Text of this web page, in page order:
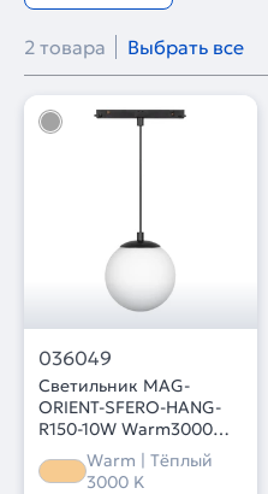
2 товара Выбрать все
036049
Светильник MAG-
ORIENT-SFERO-HANG-
R150-10W Warm3000
(BK, 300 deg, 48V)
(Arlight, IP20 Металл, 5
Warm | Тёплый
3000 K